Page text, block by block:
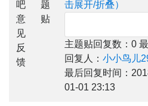
吧
意
见
反
馈
题
贴
击展开/折叠）
主题贴回复数：0
回复人： 小小鸟儿
最后回复时间：
01-01 23:13